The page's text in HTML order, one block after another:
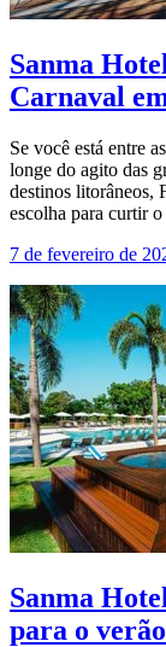
Sanma
Carnaval
Se você está entre
longe do agito das
destinos litorâneos,
escolha para curtir
7 de fevereiro de
Sanma
para o